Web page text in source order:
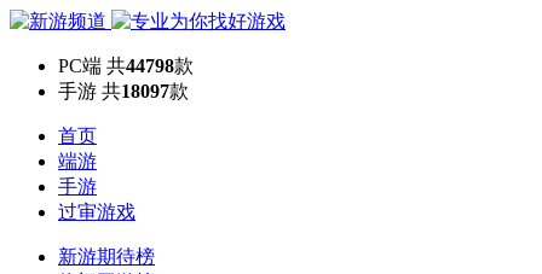
PC端 共44798款
手游 共18097款
首页
端游
手游
过审游戏
新游期待榜